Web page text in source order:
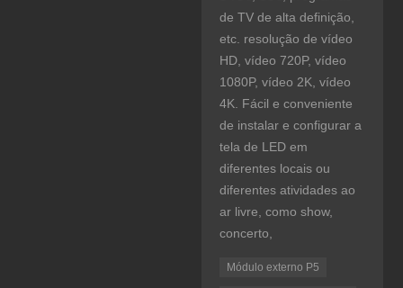
de TV de alta definição,
etc. resolução de vídeo
HD, vídeo 720P, vídeo
1080P, vídeo 2K, vídeo
4K. Fácil e conveniente
de instalar e configurar a
tela de LED em
diferentes locais ou
diferentes atividades ao
ar livre, como show,
concerto,
Módulo externo P5